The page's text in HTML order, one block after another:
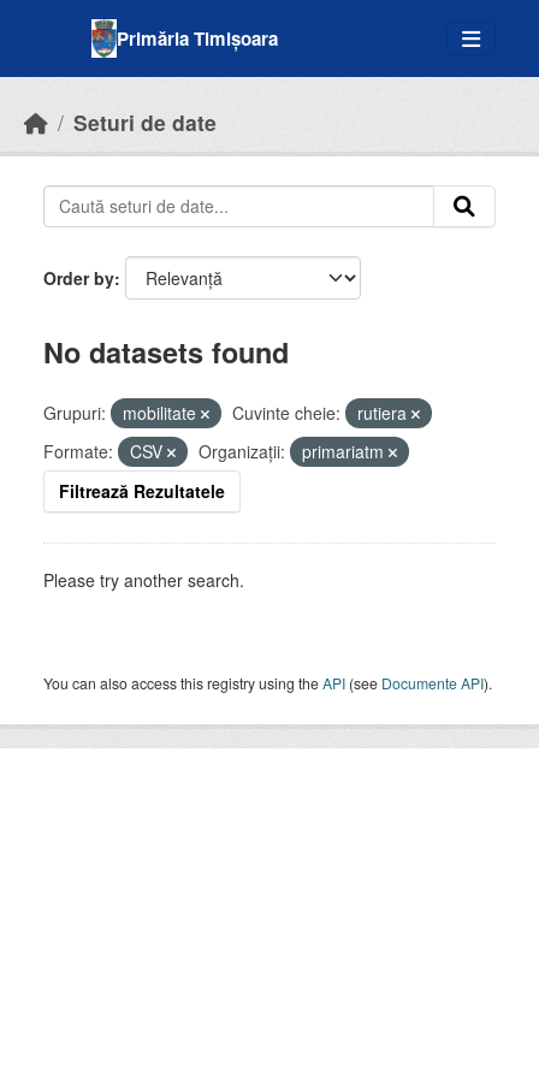
Primăria Timișoara
Seturi de date
Order by
No datasets found
Grupuri: mobilitate Cuvinte cheie:
rutiera
Formate:
CSV Organizații:
primariatm
Filtrează Rezultatele
Please try another search.
You can also access this registry using theAPI (see Documente API).